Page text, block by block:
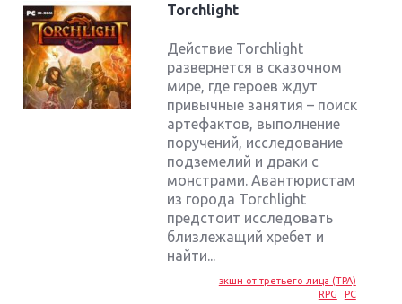
Torchlight
Действие Torchlight
развернется в сказочном
мире, где героев ждут
привычные занятия – поиск
артефактов, выполнение
поручений, исследование
подземелий и драки с
монстрами. Авантюристам
из города Torchlight
предстоит исследовать
близлежащий хребет и
найти...
экшн от третьего лица (TPA)
RPG
PC